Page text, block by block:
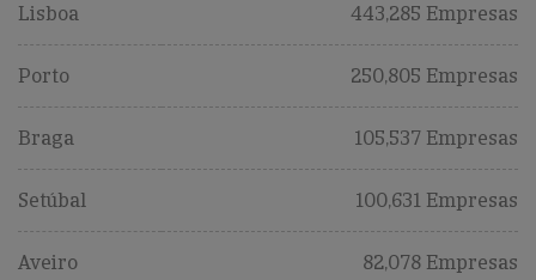
Lisboa 443,285 Empresas
Porto 250,805 Empresas
Braga 105,537 Empresas
Setúbal 100,631 Empresas
Aveiro 82,078 Empresas